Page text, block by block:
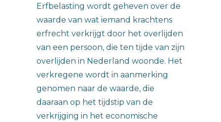
Erfbelasting wordt geheven over de
waarde van wat iemand krachtens
erfrecht verkrijgt door het overlijden
van een persoon, die ten tijde van zijn
overlijden in Nederland woonde. Het
verkregene wordt in aanmerking
genomen naar de waarde, die
daaraan op het tijdstip van de
verkrijging in het economische